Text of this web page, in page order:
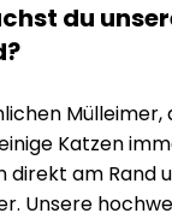
du
Mülleimer,
Katzen
direkt am Rand
Unsere